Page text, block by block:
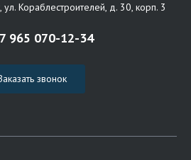
ул. Кораблестроителей, д. 30, корп. 3
965 070-12-34
звонок